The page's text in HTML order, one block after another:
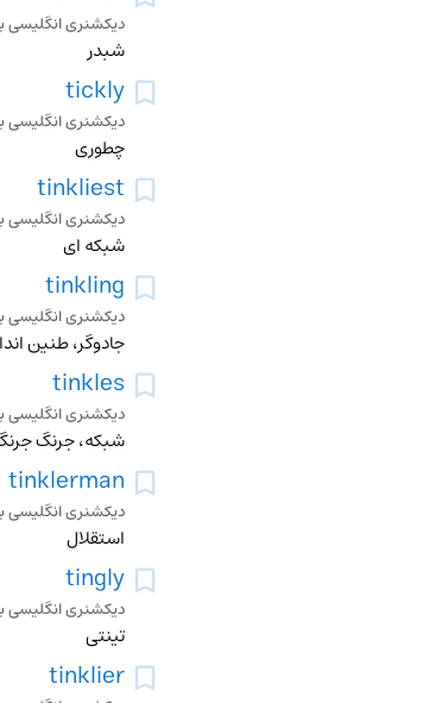
دیکشنری انگلیسی
شبدر
tickly
دیکشنری انگلیسی
چطوری
tinkliest
دیکشنری انگلیسی
شبکه ای
tinkling
دیکشنری انگلیسی
جادوگر، طنین
tinkles
دیکشنری انگلیسی
شبکه، جرنگ
tinklerman
دیکشنری انگلیسی
استقلال
tingly
دیکشنری انگلیسی
تینتی
tinklier